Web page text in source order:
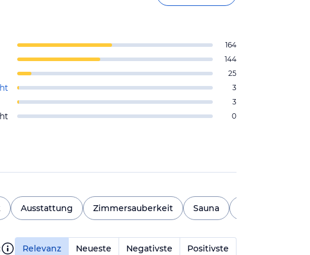
164
144
25
3
3
0
Ausstattung Zimmersauberkeit Sauna
Relevanz Neueste Negativste Positivste